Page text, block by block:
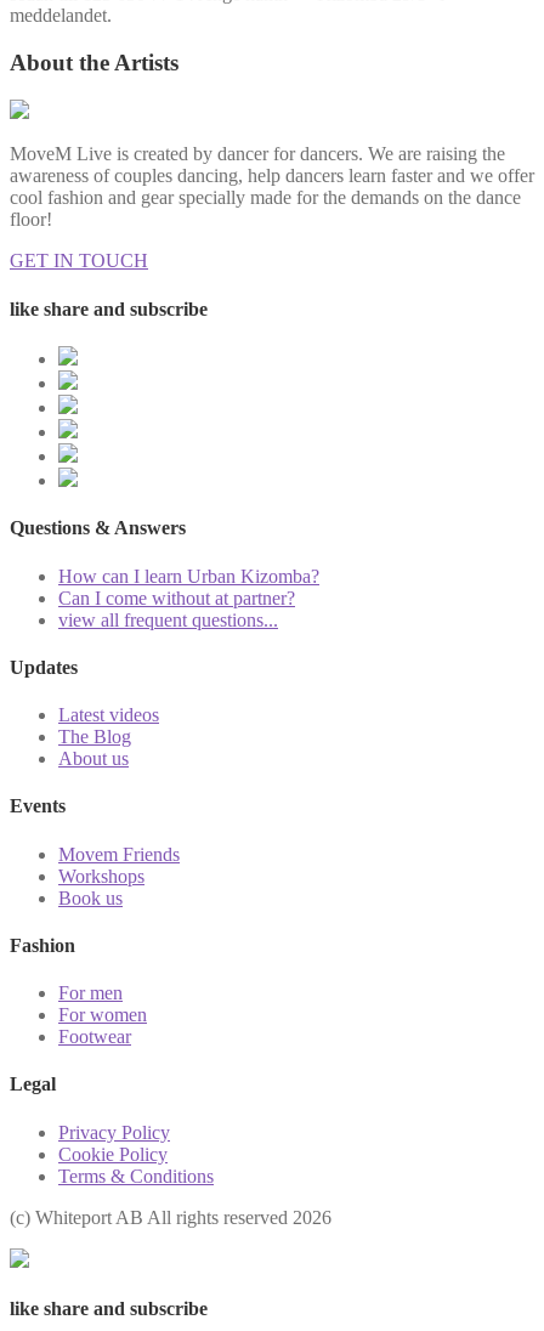
meddelandet.
About the Artists
MoveM Live is created by dancer for dancers. We are raising the
awareness of couples dancing, help dancers learn faster and we offer
cool fashion and gear specially made for the demands on the dance
floor!
GET IN TOUCH
like share and subscribe
Questions & Answers
How can I learn Urban Kizomba?
Can I come without at partner?
view all frequent questions...
Updates
Latest videos
The Blog
About us
Events
Movem Friends
Workshops
Book us
Fashion
For men
For women
Footwear
Legal
Privacy Policy
Cookie Policy
Terms & Conditions
(с) Whiteport AB All rights reserved 2026
like share and subscribe